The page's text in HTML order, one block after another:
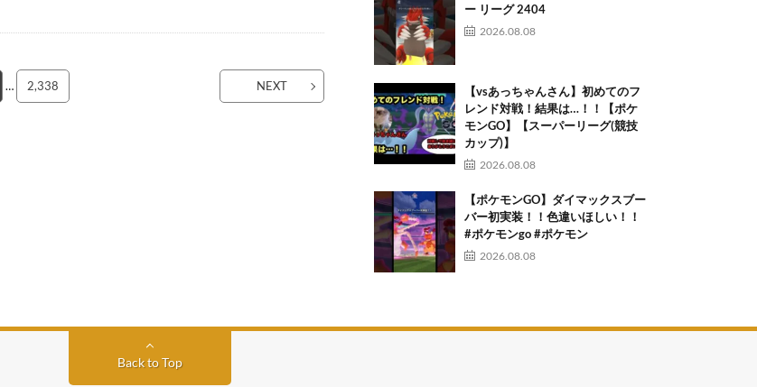
… 2,338 NEXT
ー リーグ 2404
2026.08.08
【vsあっちゃんさん】初めてのフ
レンド対戦！結果は…！！【ポケ
モンGO】【スーパーリーグ(競技
カップ)】
2026.08.08
【ポケモンGO】ダイマックスブー
バー初実装！！色違いほしい！！
#ポケモンgo #ポケモン
2026.08.08
Back to Top